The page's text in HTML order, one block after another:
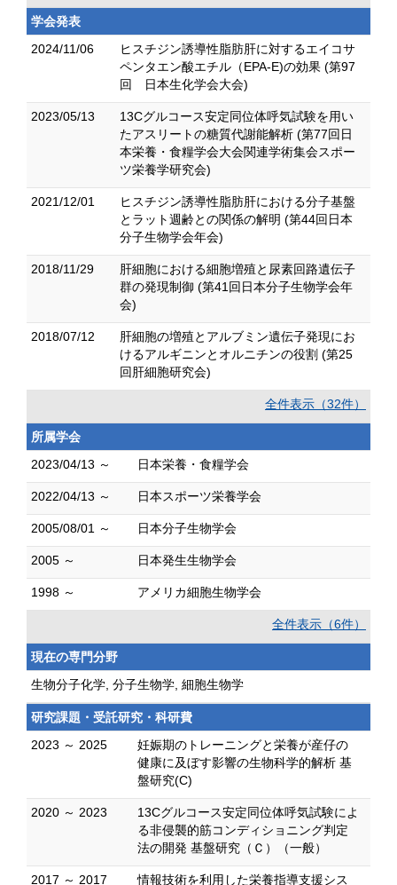
学会発表
2024/11/06
ヒスチジン誘導性脂肪肝に対するエイコサ
ペンタエン酸エチル（EPA-E)の効果 (第97
回 日本生化学会大会)
2023/05/13
13Cグルコース安定同位体呼気試験を用い
たアスリートの糖質代謝能解析 (第77回日
本栄養・食糧学会大会関連学術集会スポー
ツ栄養学研究会)
2021/12/01
ヒスチジン誘導性脂肪肝における分子基盤
とラット週齢との関係の解明 (第44回日本
分子生物学会年会)
2018/11/29
肝細胞における細胞増殖と尿素回路遺伝子
群の発現制御 (第41回日本分子生物学会年
会)
2018/07/12
肝細胞の増殖とアルブミン遺伝子発現にお
けるアルギニンとオルニチンの役割 (第25
回肝細胞研究会)
全件表示（32件）
所属学会
2023/04/13 ～
日本栄養・食糧学会
2022/04/13 ～ 日本スポーツ栄養学会
2005/08/01 ～ 日本分子生物学会
2005 ～ 日本発生生物学会
1998 ～ アメリカ細胞生物学会
全件表示（6件）
現在の専門分野
生物分子化学, 分子生物学, 細胞生物学
研究課題・受託研究・科研費
2023 ～ 2025
妊娠期のトレーニングと栄養が産仔の
健康に及ぼす影響の生物科学的解析 基
盤研究(C)
2020 ～ 2023
13Cグルコース安定同位体呼気試験によ
る非侵襲的筋コンディショニング判定
法の開発 基盤研究（Ｃ）（一般）
2017 ～ 2017 情報技術を利用した栄養指導支援シス